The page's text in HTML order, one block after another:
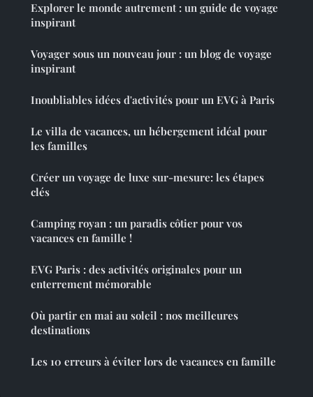
Explorer le monde autrement : un guide de voyage
inspirant
Voyager sous un nouveau jour : un blog de voyage
inspirant
Inoubliables idées d'activités pour un EVG à Paris
Le villa de vacances, un hébergement idéal pour
les familles
Créer un voyage de luxe sur-mesure: les étapes
clés
Camping royan : un paradis côtier pour vos
vacances en famille !
EVG Paris : des activités originales pour un
enterrement mémorable
Où partir en mai au soleil : nos meilleures
destinations
Les 10 erreurs à éviter lors de vacances en famille